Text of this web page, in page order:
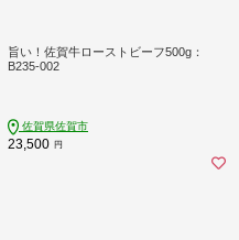
旨い！佐賀牛ローストビーフ500g：
B235-002
佐賀県佐賀市
23,500 円